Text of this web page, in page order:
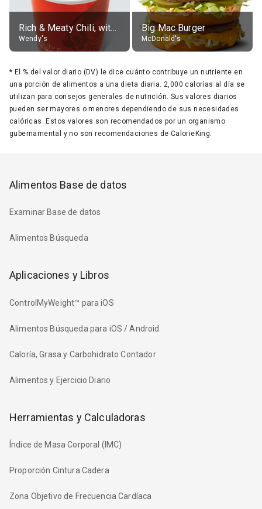
Rich & Meaty Chili, without toppings, large
Wendy's
Big Mac Burger
McDonald's
* El % del valor diario (DV) le dice cuánto contribuye un nutriente en
una porción de alimentos a una dieta diaria. 2,000 calorías al día se
utilizan para consejos generales de nutrición. Sus valores diarios
pueden ser mayores o menores dependiendo de sus necesidades
calóricas. Estos valores son recomendados por un organismo
gubernamental y no son recomendaciones de CalorieKing.
Alimentos Base de datos
Examinar Base de datos
Alimentos Búsqueda
Aplicaciones y Libros
ControlMyWeight™ para iOS
Alimentos Búsqueda para iOS / Android
Caloría, Grasa y Carbohidrato Contador
Alimentos y Ejercicio Diario
Herramientas y Calculadoras
Índice de Masa Corporal (IMC)
Proporción Cintura Cadera
Zona Objetivo de Frecuencia Cardíaca